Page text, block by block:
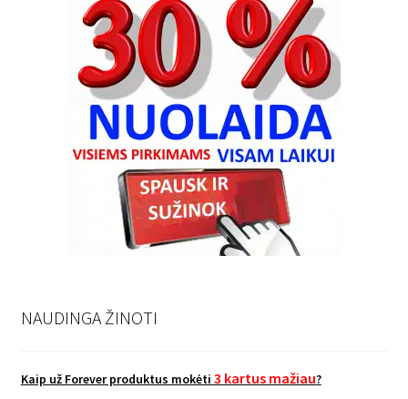
populiarumą
NAUDINGA ŽINOTI
Kaip už Forever produktus mokėti 3 kartus mažiau?